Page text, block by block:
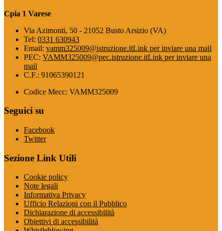
Cpia 1 Varese
Via Azimonti, 50 - 21052 Busto Arsizio (VA)
Tel: 0331 630943
Email: vamm325009@istruzione.itLink per inviare una mail
PEC: VAMM325009@pec.istruzione.itLink per inviare una
mail
C.F.: 91065390121
Codice Mecc: VAMM325009
Seguici su
Facebook
Twitter
Sezione Link Utili
Cookie policy
Note legali
Informativa Privacy
Ufficio Relazioni con il Pubblico
Dichiarazione di accessibilità
Obiettivi di accessibilità